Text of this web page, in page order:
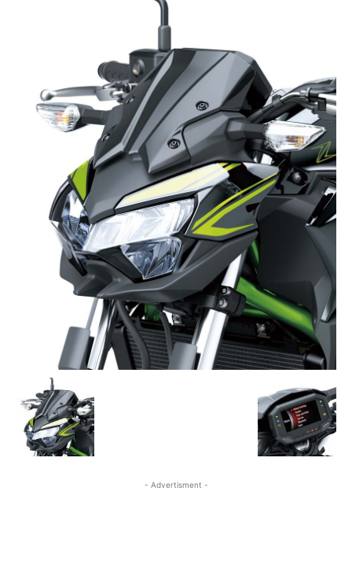
- Advertisment -